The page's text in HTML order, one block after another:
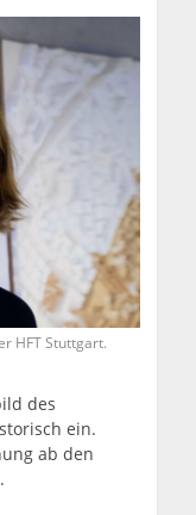
HFT Stuttgart.
des
ein.
ab den